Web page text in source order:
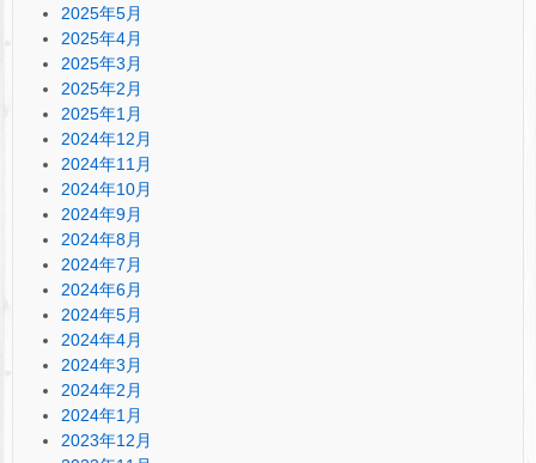
2025年5月
2025年4月
2025年3月
2025年2月
2025年1月
2024年12月
2024年11月
2024年10月
2024年9月
2024年8月
2024年7月
2024年6月
2024年5月
2024年4月
2024年3月
2024年2月
2024年1月
2023年12月